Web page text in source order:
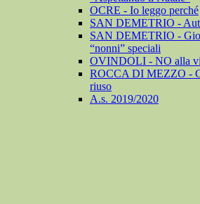
OCRE - Io leggo perché
SAN DEMETRIO -
SAN DEMETRIO -
“nonni” speciali
OVINDOLI - NO alla
ROCCA DI MEZZO -
riuso
A.s. 2019/2020